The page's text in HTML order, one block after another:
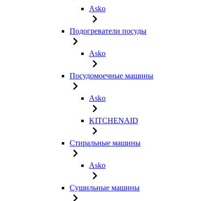
Asko
Подогреватели посуды
Asko
Посудомоечные машины
Asko
KITCHENAID
Стиральные машины
Asko
Сушильные машины